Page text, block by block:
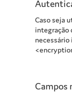
Caso seja
integração
Campos